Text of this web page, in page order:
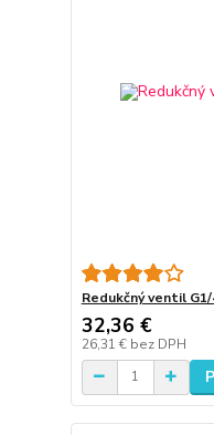
Redukčný ventil
32,36 €
26,31 € bez DPH